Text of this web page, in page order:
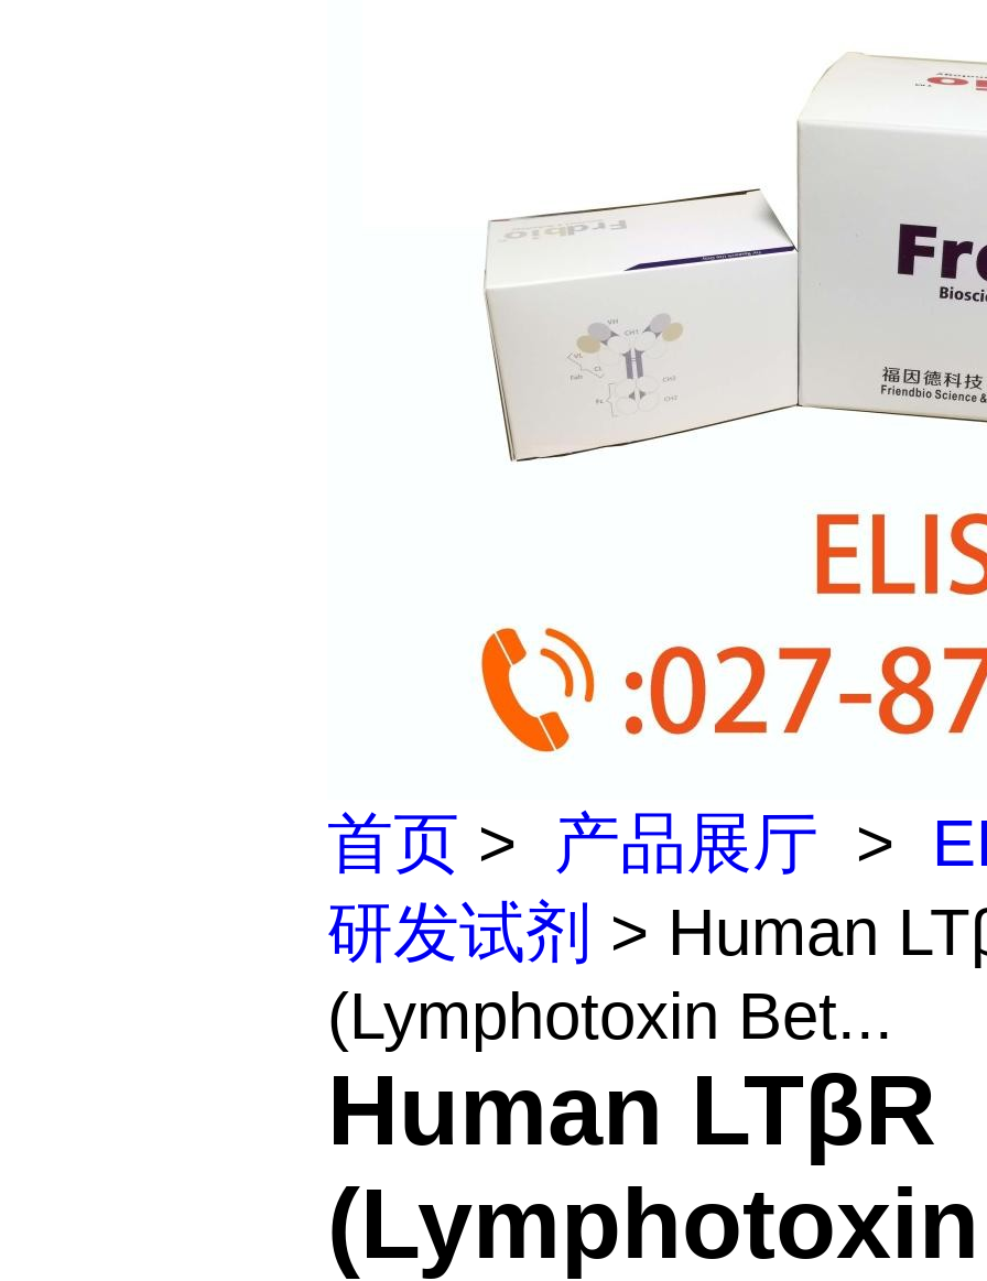
首页 > 产品展厅 >
研发试剂 > Human
(Lymphotoxin Bet...
Human LTβR
(Lymphotoxin